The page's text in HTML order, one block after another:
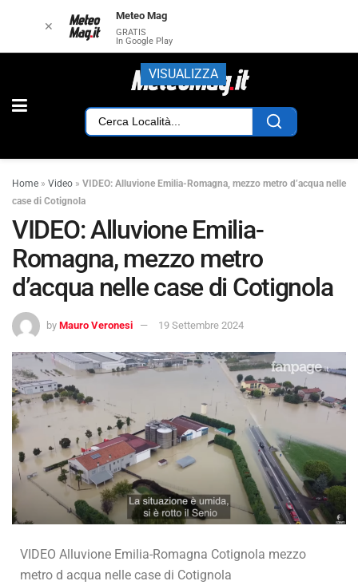
Home » Video » VIDEO: Alluvione Emilia-Romagna, mezzo metro d’acqua nelle
case di Cotignola
VIDEO: Alluvione Emilia-
Romagna, mezzo metro
d’acqua nelle case di Cotignola
by Mauro Veronesi 19 Settembre 2024
VIDEO Alluvione Emilia-Romagna Cotignola mezzo
metro d acqua nelle case di Cotignola
✕
Meteo Mag
GRATIS
In Google Play
VISUALIZZA